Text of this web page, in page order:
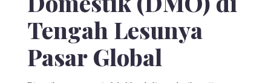
Tengah Lesunya
Pasar Global